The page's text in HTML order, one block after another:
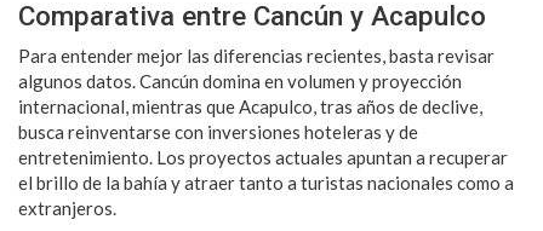
Comparativa entre Cancún y Acapulco
Para entender mejor las diferencias recientes, basta revisar
algunos datos. Cancún domina en volumen y proyección
internacional, mientras que Acapulco, tras años de declive,
busca reinventarse con inversiones hoteleras y de
entretenimiento. Los proyectos actuales apuntan a recuperar
el brillo de la bahía y atraer tanto a turistas nacionales como a
extranjeros.